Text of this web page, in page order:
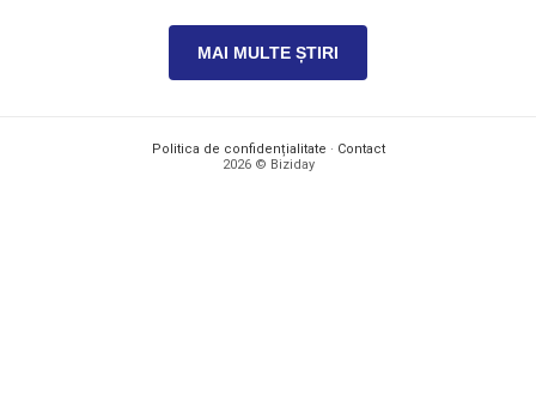
MAI MULTE ȘTIRI
Politica de confidențialitate · Contact
2026 © Biziday